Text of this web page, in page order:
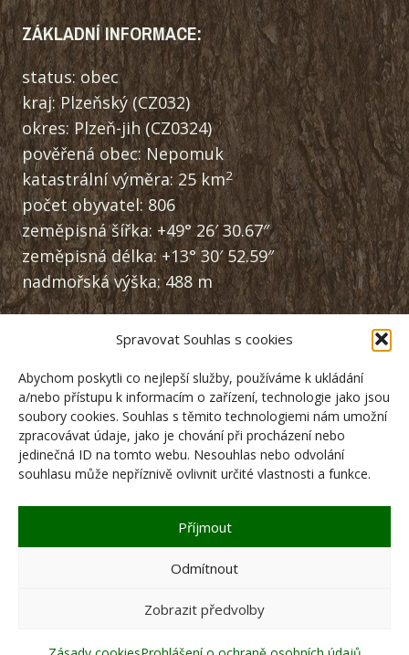
Spravovat Souhlas s cookies
Abychom poskytli co nejlepší služby, používáme k ukládání
a/nebo přístupu k informacím o zařízení, technologie jako jsou
soubory cookies. Souhlas s těmito technologiemi nám umožní
zpracovávat údaje, jako je chování při procházení nebo
jedinečná ID na tomto webu. Nesouhlas nebo odvolání
souhlasu může nepříznivě ovlivnit určité vlastnosti a funkce.
Příjmout
Odmítnout
Zobrazit předvolby
ZÁKLADNÍ INFORMACE:
status: obec
kraj: Plzeňský (CZ032)
okres: Plzeň-jih (CZ0324)
pověřená obec: Nepomuk
katastrální výměra: 25 km2
počet obyvatel: 806
zeměpisná šířka: +49° 26′ 30.67″
zeměpisná délka: +13° 30′ 52.59″
nadmořská výška: 488 m
RSS
Dokumenty
Zásady zpracování osobních údajů
Kontakty
Zásady cookies (EU)
© 2026 Neurazy |HD REKLAMA